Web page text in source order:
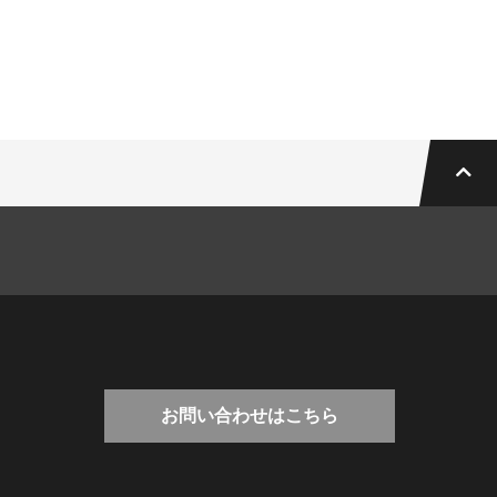
お問い合わせはこちら